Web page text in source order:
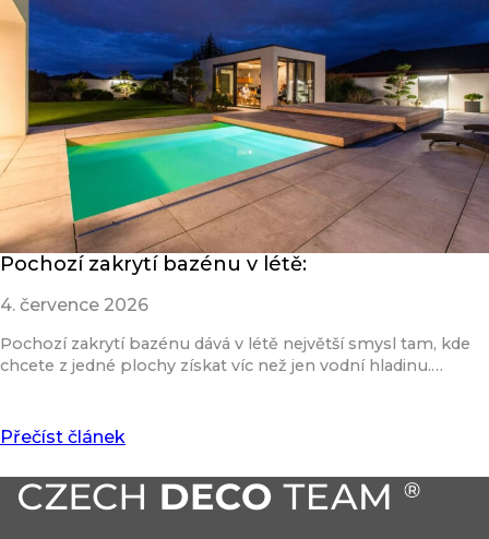
Pochozí zakrytí bazénu v létě:
4. července 2026
Pochozí zakrytí bazénu dává v létě největší smysl tam, kde
chcete z jedné plochy získat víc než jen vodní hladinu.…
Přečíst článek